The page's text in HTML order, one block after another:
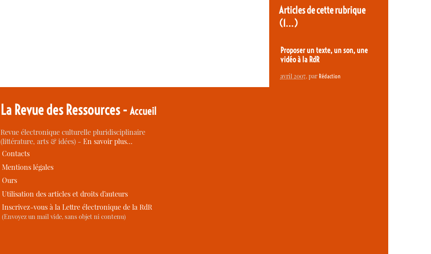
Articles de cette rubrique
(1…)
Proposer un texte, un son, une
vidéo à la RdR
avril 2007, par Rédaction
La Revue des Ressources -Accueil
Revue électronique culturelle pluridisciplinaire
(littérature, arts & idées) -En savoir plus…
Contacts
Mentions légales
Ours
Utilisation des articles et droits d’auteurs
Inscrivez-vous à la Lettre électronique de la RdR
(Envoyez un mail vide, sans objet ni contenu)